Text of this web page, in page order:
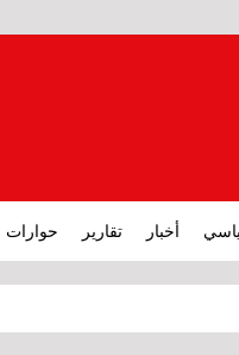
أخبار تقارير حوارات